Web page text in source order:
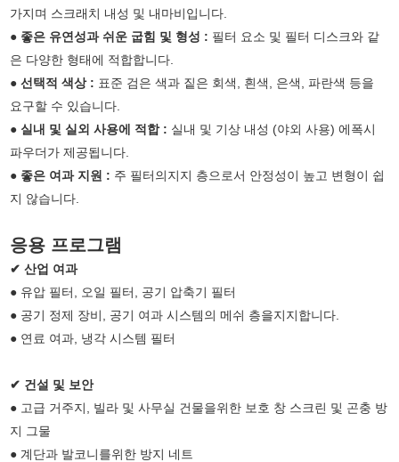
가지며 스크래치 내성 및 내마비입니다.
● 좋은 유연성과 쉬운 굽힘 및 형성 : 필터 요소 및 필터 디스크와 같
은 다양한 형태에 적합합니다.
●선택적 색상 : 표준 검은 색과 짙은 회색, 흰색, 은색, 파란색 등을
요구할 수 있습니다.
● 실내 및 실외 사용에 적합 : 실내 및 기상 내성 (야외 사용) 에폭시
파우더가 제공됩니다.
● 좋은 여과 지원 : 주 필터의지지 층으로서 안정성이 높고 변형이 쉽
지 않습니다.
응용 프로그램
✔ 산업 여과
● 유압 필터, 오일 필터, 공기 압축기 필터
● 공기 정제 장비, 공기 여과 시스템의 메쉬 층을지지합니다.
● 연료 여과, 냉각 시스템 필터
✔ 건설 및 보안
● 고급 거주지, 빌라 및 사무실 건물을위한 보호 창 스크린 및 곤충 방
지 그물
● 계단과 발코니를위한 방지 네트